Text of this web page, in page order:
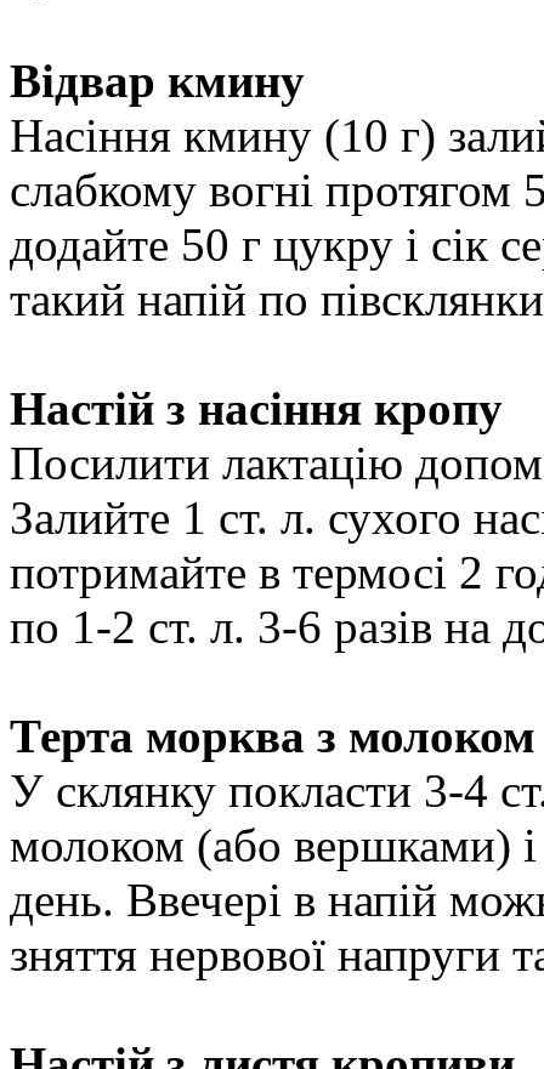
Відвар кмину
Насіння кмину (10 г)
слабкому вогні протягом
додайте 50 г цукру і сік
такий напій по
Настій з насіння кропу
Посилити лактацію
Залийте 1 ст. л. сухого
потримайте в термосі 2
по 1-2 ст. л. 3-6 разів на
Терта морква з молоком
У склянку покласти 3-4
молоком (або вершками)
день. Ввечері в напій
зняття нервової напруги